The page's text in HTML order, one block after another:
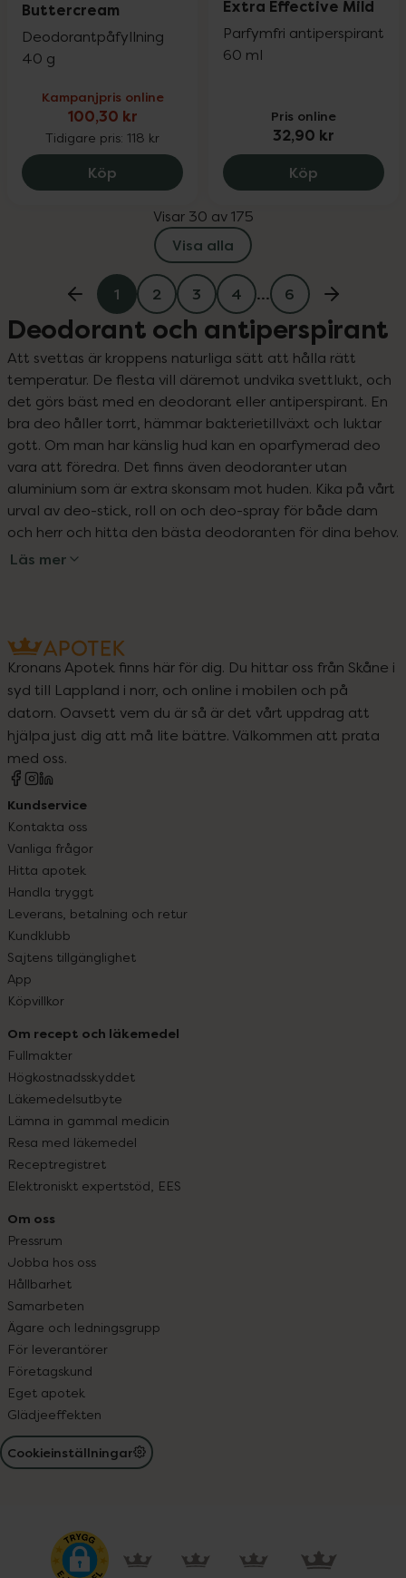
Buttercream
Deodorantpåfyllning
40 g
Kampanjpris online
100,30 kr
Tidigare pris: 118 kr
Köp Wild Deo Stick Refill Vanilla Bean
Extra Effective Mild
Parfymfri antiperspirant
60 ml
Pris online
32,90 kr
Köp Bats Roll-
Visar 30 av 175
Visa alla
1 2 3 4 … 6
Deodorant och antiperspirant
Att svettas är kroppens naturliga sätt att hålla rätt
temperatur. De flesta vill däremot undvika svettlukt, och
det görs bäst med en deodorant eller antiperspirant. En
bra deo håller torrt, hämmar bakterietillväxt och luktar
gott. Om man har känslig hud kan en oparfymerad deo
vara att föredra. Det finns även deodoranter utan
aluminium som är extra skonsam mot huden. Kika på vårt
urval av deo-stick, roll on och deo-spray för både dam
och herr och hitta den bästa deodoranten för dina behov.
Läs mer
Kronans Apotek finns här för dig. Du hittar oss från Skåne i
syd till Lappland i norr, och online i mobilen och på
datorn. Oavsett vem du är så är det vårt uppdrag att
hjälpa just dig att må lite bättre. Välkommen att prata
med oss.
Kundservice
Kontakta oss
Vanliga frågor
Hitta apotek
Handla tryggt
Leverans, betalning och retur
Kundklubb
Sajtens tillgänglighet
App
Köpvillkor
Om recept och läkemedel
Fullmakter
Högkostnadsskyddet
Läkemedelsutbyte
Lämna in gammal medicin
Resa med läkemedel
Receptregistret
Elektroniskt expertstöd, EES
Om oss
Pressrum
Jobba hos oss
Hållbarhet
Samarbeten
Ägare och ledningsgrupp
För leverantörer
Företagskund
Eget apotek
Glädjeeffekten
Cookieinställningar